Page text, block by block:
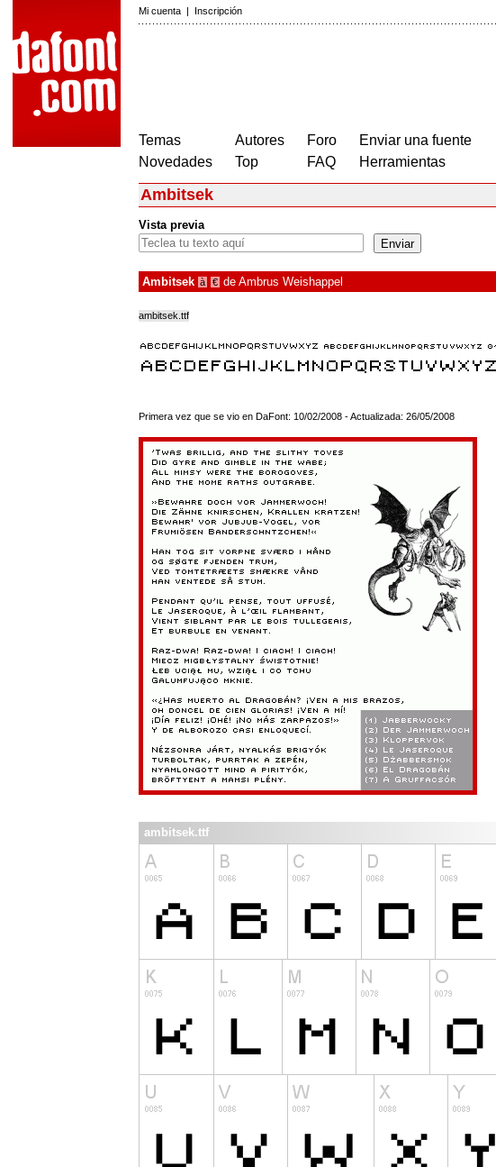
Mi cuenta | Inscripción
Temas
Novedades
Autores
Top
Foro
FAQ
Enviar una fuente
Herramientas
Ambitsek
Vista previa
Ambitsek à € de Ambrus Weishappel
ambitsek.ttf
Primera vez que se vio en DaFont: 10/02/2008 - Actualizada: 26/05/2008
ambitsek.ttf